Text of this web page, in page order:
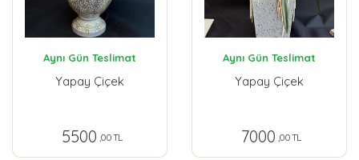
Aynı Gün Teslimat
Yapay Çiçek
5500 ,00 TL
Aynı Gün Teslimat
Yapay Çiçek
7000 ,00 TL